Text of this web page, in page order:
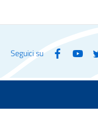
Seguici su